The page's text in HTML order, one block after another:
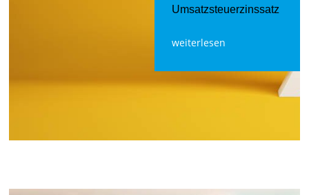
Umsatzsteuerzinssatz
weiterlesen